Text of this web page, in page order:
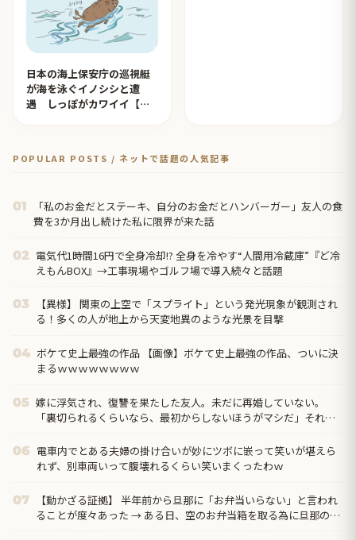
日本の海上保安庁の巡視艇
が海を泳ぐイノシシと遭
遇 しっぽがカワイイ【タ
POPULAR POSTS / ネットで話題の人気記事
01
「私のお金だとステーキ、自分のお金だとハンバーガー」友人の食
費を3か月出し続けた私に限界が来た話
02 電気代1時間16円で全身冷却!? 全身を冷やす“人間用冷蔵庫”『ど冷
えもんBOX』→工事現場やゴルフ場で導入続々と話題
03
【異様】 関東の上空で「スプライト」という発光現象が観測され
る！多くの人が地上から天変地異のような光景を目撃
04 ボケて史上最強の作品 【画像】ボケて史上最強の作品、ついに決
まるｗｗｗｗｗｗｗｗ
05 嫁に浮気され、復讐を果たした友人。未だに再婚していない。
「裏切られるくらいなら、最初からしないほうがマシだ」それ聞
06 電車内でとある夫婦の掛け合いが妙にツボに嵌って笑いが堪えら
れず、別車両いって腹壊れるくらい笑いまくったわｗ
07
【動かざる証拠】 半年前から旦那に「お弁当いらない」と言われ
ることが度々あった → ある日、空のお弁当箱を取る為に旦那の鞄